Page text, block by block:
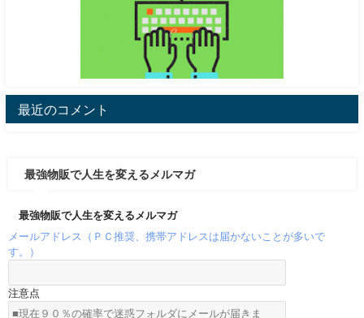
最近のコメント
最強物販で人生を変えるメルマガ
最強物販で人生を変えるメルマガ
メールアドレス（ＰＣ推奨、携帯アドレスは届かないことが多いで
す。）
注意点